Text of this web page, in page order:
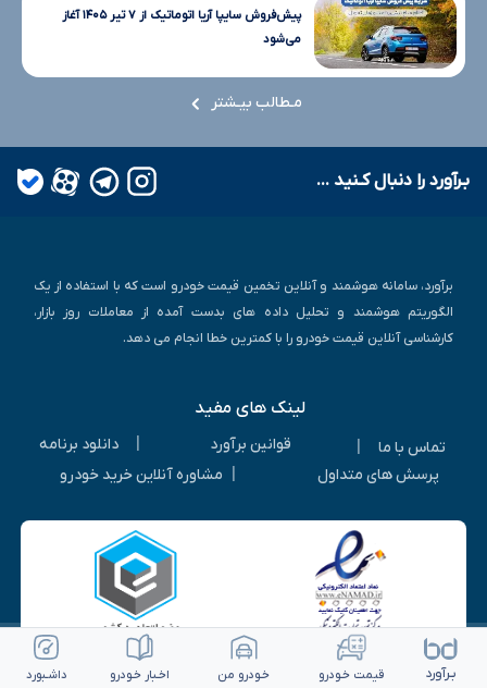
پیش‌فروش سایپا آریا اتوماتیک از ۷ تیر ۱۴۰۵ آغاز
می‌شود
مـطالب بیـشتر
بـرآورد را دنبال کـنید ...
برآورد، سامانه هوشمند و آنلاین تخمین قیمت خودرو است که با استفاده از یک
الگوریتم هوشمند و تحلیل داده های بدست آمده از معاملات روز بازار،
کارشناسی آنلاین قیمت خودرو را با کمترین خطا انجام می دهد.
لینک های مفید
تماس با ما قوانین برآورد
دانلود برنامه
پرسش های متداول
مشاوره آنلاین خرید خودرو
بـرآورد قیمت خـودرو خـودرو من اخـبار خـودرو داشـبورد